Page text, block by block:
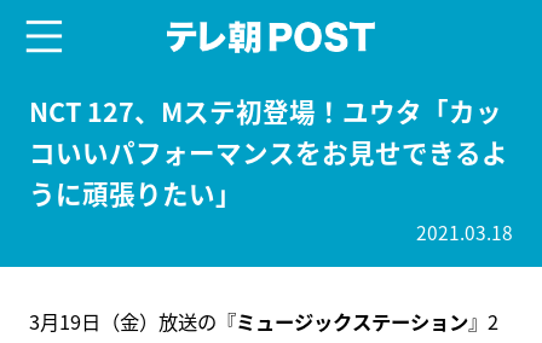
NCT 127、Mステ初登場！ユウタ「カッ
コいいパフォーマンスをお見せできるよ
うに頑張りたい」
2021.03.18
3月19日（金）放送の『ミュージックステーション』2